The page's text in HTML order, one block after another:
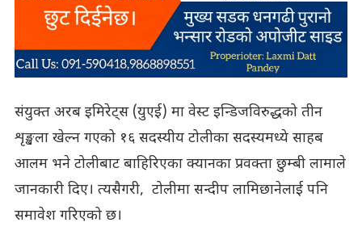
संयुक्त अरब इमिरेट्स (युएई) मा वेस्ट इन्डिजविरुद्धको तीन
शृङ्खला खेल्न गएको १६ सदस्यीय टोलीका सदस्यमध्ये साहब
आलम भने टोलीबाट बाहिरिएका क्यानका प्रवक्ता छुम्बी लामाले
जानकारी दिए। त्यसैगरी, टोलीमा सन्दीप लामिछानेलाई पनि
समावेश गरिएको छ।